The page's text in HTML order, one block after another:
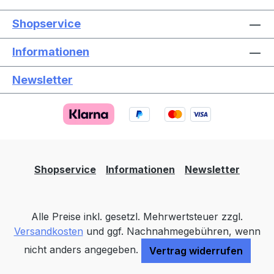
Shopservice
Informationen
Newsletter
Shopservice Informationen Newsletter
Alle Preise inkl. gesetzl. Mehrwertsteuer zzgl.
Versandkosten und ggf. Nachnahmegebühren, wenn
nicht anders angegeben.
Vertrag widerrufen
Text vergrößern
Farben invertieren Monochrom
Animationen stoppen Überschriften hervorheben
Großer Cursor Leseführung